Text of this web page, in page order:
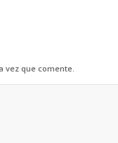
vez que comente.